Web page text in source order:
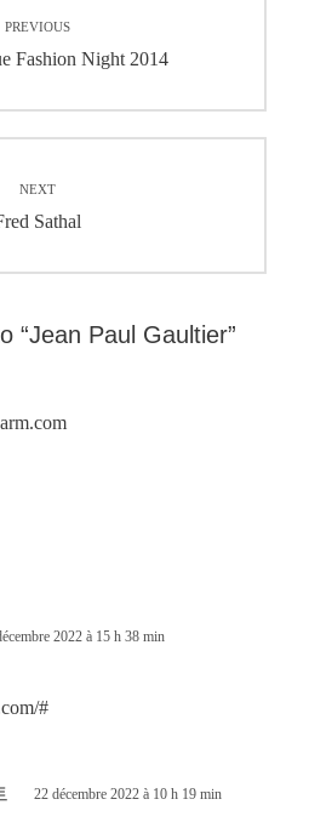
PREVIOUS
Fashion Night 2014
NEXT
Sathal
“Jean Paul Gaultier”
2022 à 15 h 38 min
#
22 décembre 2022 à 10 h 19 min